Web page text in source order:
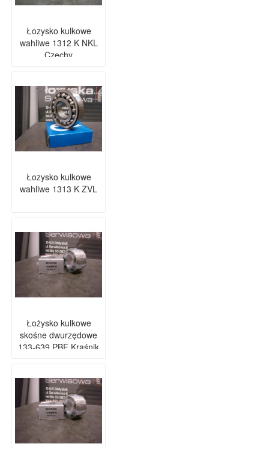
Łozysko kulkowe
wahliwe 1312 K NKL
Czechy
Łozysko kulkowe
wahliwe 1313 K ZVL
Łożysko kulkowe
skośne dwurzędowe
133-639 PBF Kraśnik